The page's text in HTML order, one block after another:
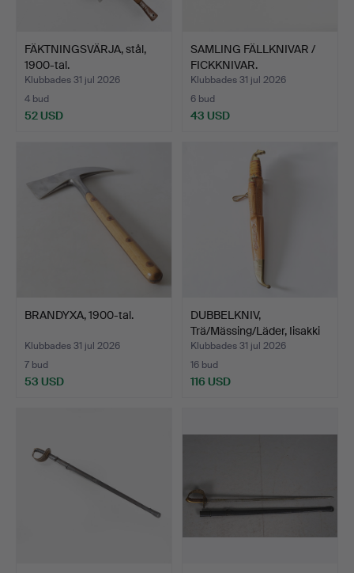
FÄKTNINGSVÄRJA, stål,
1900-tal.
Klubbades 31 jul 2026
4 bud
52 USD
SAMLING FÄLLKNIVAR /
FICKKNIVAR.
Klubbades 31 jul 2026
6 bud
43 USD
BRANDYXA, 1900-tal.
Klubbades 31 jul 2026
7 bud
53 USD
DUBBELKNIV,
Trä/Mässing/Läder, Iisakki
Jär…
Klubbades 31 jul 2026
16 bud
116 USD